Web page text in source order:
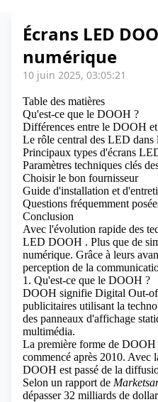
Écrans LED
numérique
10 juin 2025, 03:05:21
Table des matières
Qu'est-ce que le DOOH ?
Différences entre le DOOH
Le rôle central des LED
Principaux types d'écrans
Paramètres techniques clés
Choisir le bon fournisseur
Guide d'installation et
Questions fréquemment
Conclusion
Avec l'évolution rapide des
LED DOOH . Plus que de
numérique. Grâce à leurs
perception de la
1. Qu'est-ce que le DOOH ?
DOOH signifie Digital Out-
publicitaires utilisant la
des panneaux d'affichage
multimédia.
La première forme de DOOH
commencé après 2010. Avec
DOOH est passé de la
Selon un rapport de
dépasser 32 milliards de